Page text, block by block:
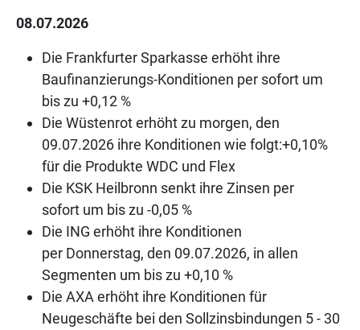
08.07.2026
Die Frankfurter Sparkasse erhöht ihre
Baufinanzierungs-Konditionen per sofort um
bis zu +0,12 %
Die Wüstenrot erhöht zu morgen, den
09.07.2026 ihre Konditionen wie folgt:+0,10%
für die Produkte WDC und Flex
Die KSK Heilbronn senkt ihre Zinsen per
sofort um bis zu -0,05 %
Die ING erhöht ihre Konditionen
per Donnerstag, den 09.07.2026, in allen
Segmenten um bis zu +0,10 %
Die AXA erhöht ihre Konditionen für
Neugeschäfte bei den Sollzinsbindungen 5 - 30